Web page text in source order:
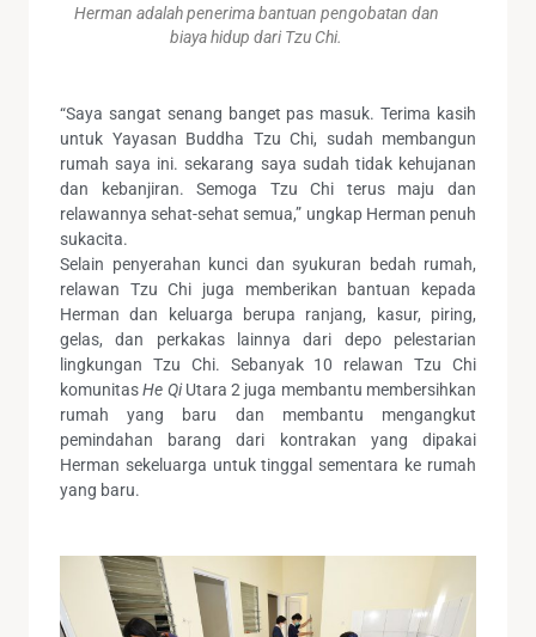
Herman adalah penerima bantuan pengobatan dan
biaya hidup dari Tzu Chi.
“Saya sangat senang banget pas masuk. Terima kasih
untuk Yayasan Buddha Tzu Chi, sudah membangun
rumah saya ini. sekarang saya sudah tidak kehujanan
dan kebanjiran. Semoga Tzu Chi terus maju dan
relawannya sehat-sehat semua,” ungkap Herman penuh
sukacita.
Selain penyerahan kunci dan syukuran bedah rumah,
relawan Tzu Chi juga memberikan bantuan kepada
Herman dan keluarga berupa ranjang, kasur, piring,
gelas, dan perkakas lainnya dari depo pelestarian
lingkungan Tzu Chi. Sebanyak 10 relawan Tzu Chi
komunitasHe QiUtara 2 juga membantu membersihkan
rumah yang baru dan membantu mengangkut
pemindahan barang dari kontrakan yang dipakai
Herman sekeluarga untuk tinggal sementara ke rumah
yang baru.